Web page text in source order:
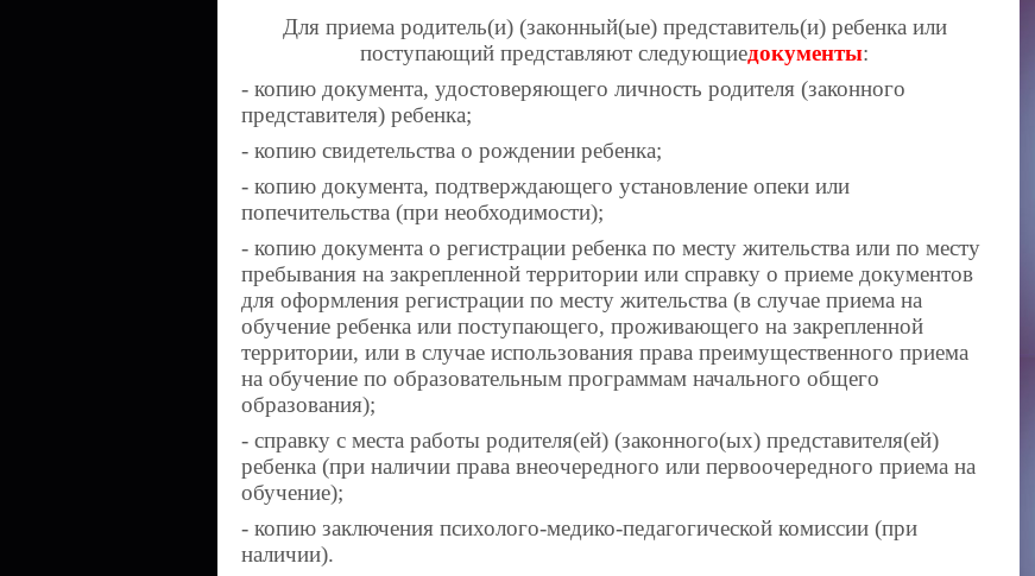
Для приема родитель(и) (законный(ые) представитель(и) ребенка или
поступающий представляют следующиедокументы:
- копию документа, удостоверяющего личность родителя (законного
представителя) ребенка;
- копию свидетельства о рождении ребенка;
- копию документа, подтверждающего установление опеки или
попечительства (при необходимости);
- копию документа о регистрации ребенка по месту жительства или по месту
пребывания на закрепленной территории или справку о приеме документов
для оформления регистрации по месту жительства (в случае приема на
обучение ребенка или поступающего, проживающего на закрепленной
территории, или в случае использования права преимущественного приема
на обучение по образовательным программам начального общего
образования);
- справку с места работы родителя(ей) (законного(ых) представителя(ей)
ребенка (при наличии права внеочередного или первоочередного приема на
обучение);
- копию заключения психолого-медико-педагогической комиссии (при
наличии).